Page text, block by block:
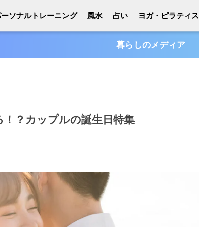
ソナルトレーニング 風水 占い ヨガ・ピラティス
暮らしのメディア
？カップルの誕生日特集